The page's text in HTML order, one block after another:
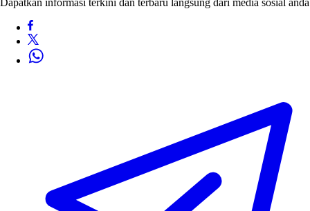
Dapatkan informasi terkini dan terbaru langsung dari media sosial anda